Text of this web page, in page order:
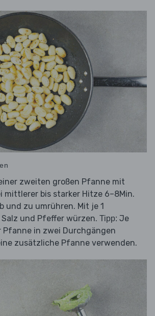
zweiten großen Pfanne mit
mittlerer bis starker Hitze 6–8Min.
und zu umrühren. Mit je 1
und Pfeffer würzen. Tipp: Je
Pfanne in zwei Durchgängen
zusätzliche Pfanne verwenden.